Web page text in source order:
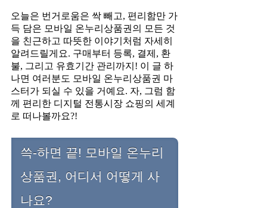
오늘은 번거로움은 싹 빼고, 편리함만 가
득 담은 모바일 온누리상품권의 모든 것
을 친근하고 따뜻한 이야기처럼 자세히
알려드릴게요. 구매부터 등록, 결제, 환
불, 그리고 유효기간 관리까지! 이 글 하
나면 여러분도 모바일 온누리상품권 마
스터가 되실 수 있을 거예요. 자, 그럼 함
께 편리한 디지털 전통시장 쇼핑의 세계
로 떠나볼까요?!
쓱-하면 끝! 모바일 온누리
상품권, 어디서 어떻게 사
나요?